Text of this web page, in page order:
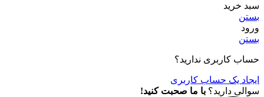
سبد خرید
بستن
ورود
بستن
حساب کاربری ندارید؟
ایجاد یک حساب کاربری
سوالی دارید؟ با ما صحبت کنید!